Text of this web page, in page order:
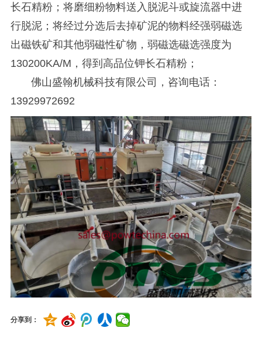
长石精粉；将磨细粉物料送入脱泥斗或旋流器中进
行脱泥；将经过分选后去掉矿泥的物料经强弱磁选
出磁铁矿和其他弱磁性矿物，弱磁选磁选强度为
130200KA/M，得到高品位钾长石精粉；
佛山盛翰机械科技有限公司，咨询电话：
13929972692
分享到：